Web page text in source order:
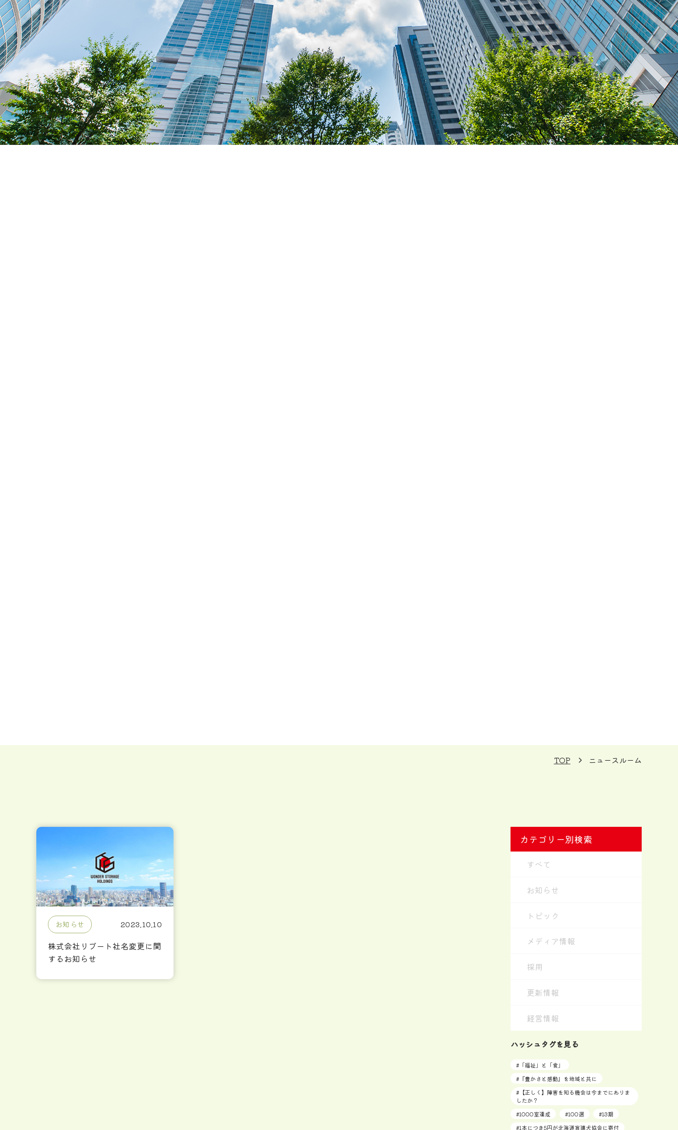
TOP ニュースルーム
お知らせ 2023.10.10
株式会社リブート社名変更に関
するお知らせ
カテゴリー別検索
すべて
お知らせ
トピック
メディア情報
採用
更新情報
経営情報
ハッシュタグを見る
# 「福祉」と「食」
# 『豊かさと感動』を地域と共に
# 【正しく】障害を知る機会は今までにありま
したか？
#1000室達成 #100選 #13期
#1本につき5円が北海道盲導犬協会に寄付